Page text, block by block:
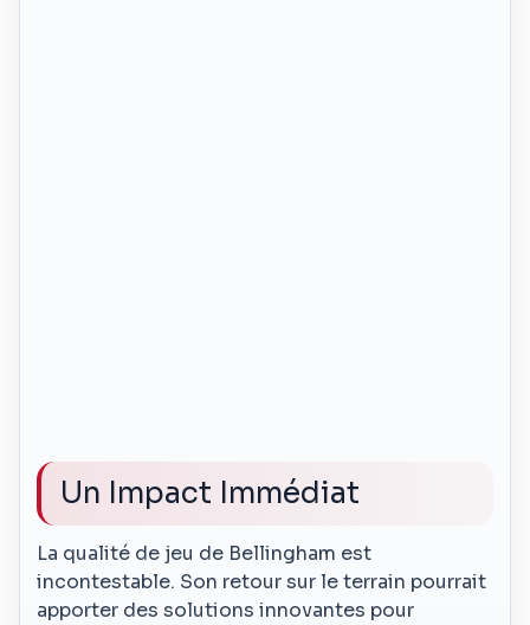
Un Impact Immédiat
La qualité de jeu de Bellingham est
incontestable. Son retour sur le terrain pourrait
apporter des solutions innovantes pour